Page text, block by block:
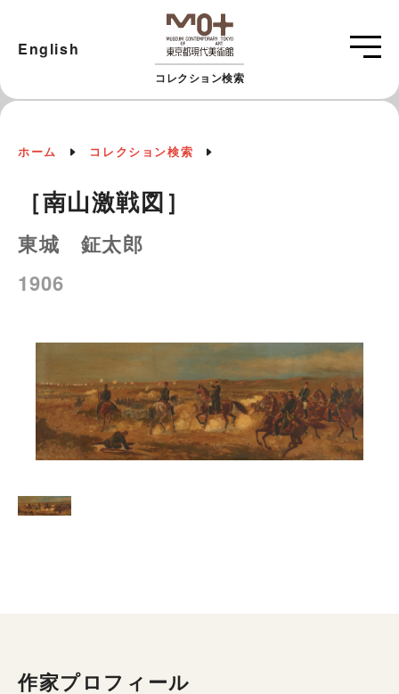
コレクション検索
English
ホーム コレクション検索
［南山激戦図］
東城 鉦太郎
1906
作家プロフィール